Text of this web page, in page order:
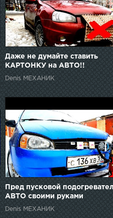
Даже не думайте ставить
КАРТОНКУ на АВТО!!
Практический тест!
Denis МЕХАНИК
Пред пусковой
АВТО своими руками
Denis МЕХАНИК